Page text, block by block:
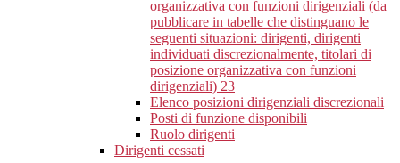
organizzativa con funzioni dirigenziali (da
pubblicare in tabelle che distinguano le
seguenti situazioni: dirigenti, dirigenti
individuati discrezionalmente, titolari di
posizione organizzativa con funzioni
dirigenziali) 23
Elenco posizioni dirigenziali discrezionali
Posti di funzione disponibili
Ruolo dirigenti
Dirigenti cessati